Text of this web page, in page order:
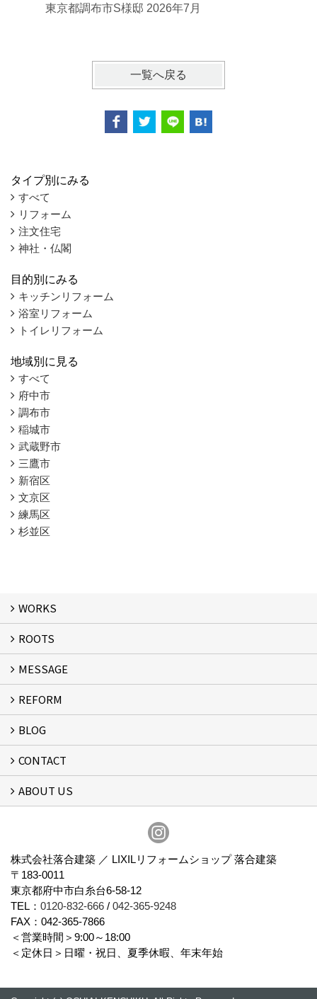
東京都調布市S様邸 2026年7月
一覧へ戻る
タイプ別にみる
すべて
リフォーム
注文住宅
神社・仏閣
目的別にみる
キッチンリフォーム
浴室リフォーム
トイレリフォーム
地域別に見る
すべて
府中市
調布市
稲城市
武蔵野市
三鷹市
新宿区
文京区
練馬区
杉並区
WORKS
WORKS
ROOTS
ROOTS
MESSAGE
MESSAGE
FLOW
REFORM
リフォーム
BLOG
スタッフブログ
CONTACT
フォームで問い合わせる
ABOUT US
株式会社落合建築 ／ LIXILリフォームショップ 落合建築
〒183-0011
東京都府中市白糸台6-58-12
TEL： 0120-832-666 / 042-365-9248
FAX：042-365-7866
＜営業時間＞9:00～18:00
＜定休日＞日曜・祝日、夏季休暇、年末年始